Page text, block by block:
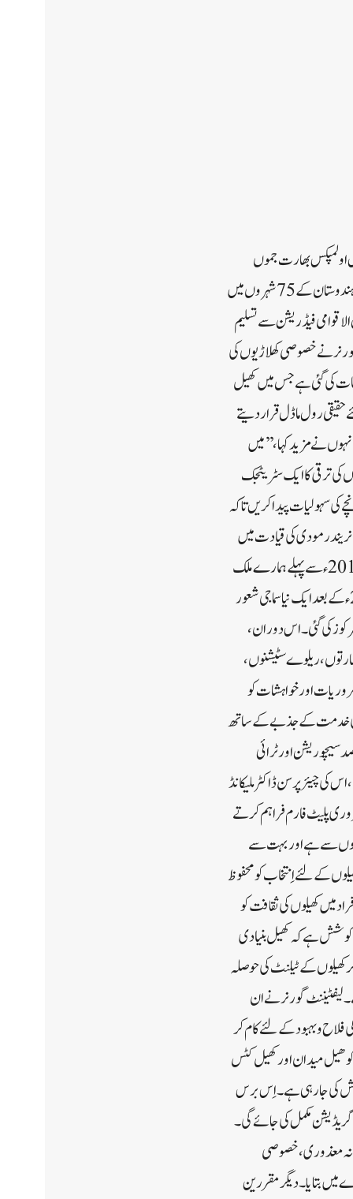
اولمپکس بھارت جموں
وکشمیر کے زیر اہتمام دیو یانگجن کے لئے نیشنل ہیلتھ فیسٹول میں شرکت کی۔یہ پروگرام عالمی یوم صحت کے موقعہ پر ہندوستان کے 75 شہروں میں
الاقوامی فیڈریشن سے تسلیم
نے خصوصی کھلاڑیوں کی
کی گئی ہے جس میں کھیل
رول ماڈل قرار دیتے
نے مزید کہا،’’ میں
کی ترقی کا ایک سٹریٹجک
کی سہولیات پیدا کریں تاکہ
مودی کی قیادت میں
دیویانگجن کو باوقار اور نیک زندگی گزارنے کے ان کے جائز حقوق دیئے گئے ہیں۔لیفٹیننٹ گورنر نے نوٹ کیا کہ 2015 ء سے پہلے ہمارے ملک
کے تمام قوانین کا مقصد کسی نہ کسی طرح جسمانی طور خاص افراد کو سماجی بہبود کے پروگراموں سے جوڑنا تھا۔ 2015 ء کے بعد ایک نیا سماجی شعور
کی گئی۔ اس دوران،
ریلوے سٹیشنوں،
اور خواہشات کو
کی خدمت کے جذبے کے ساتھ
سیچوریشن اور ٹرائی
کی چیئرپرسن ڈاکٹر ملیکا نڈ
پلیٹ فارم فراہم کرتے
سے ہے اور بہت سے
کے لئے اِنتخاب کو محفوظ
میں کھیلوں کی ثقافت کو
کوشش ہے کہ کھیل بنیادی
کھیلوں کے ٹیلنٹ کی حوصلہ
گورنر نے ان
و بہبود کے لئے کام کر
کو ھیل میدان اور کھیل کٹس
جوڑنے کی کوشش کی جارہی ہے ۔ اِس برس
کورٹس کی تعمیر اور اَپ گریڈیشن مکمل کی جائے گی۔
معذوری ، خصوصی
بتایا۔دیگر مقررین